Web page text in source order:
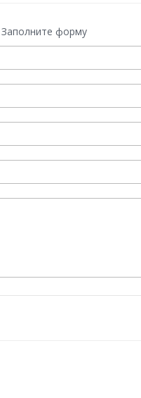
Заполните форму